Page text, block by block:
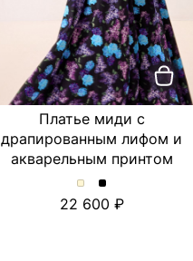
Платье миди с
драпированным лифом и
акварельным принтом
Платье
миди
Платье
миди
22 600